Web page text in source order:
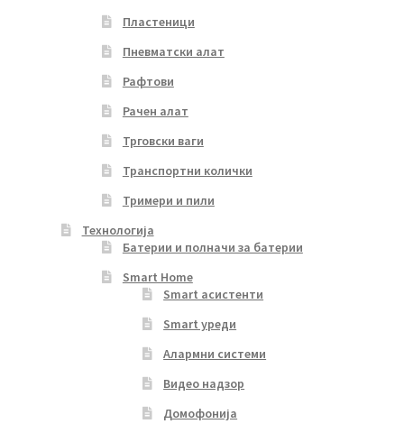
Пластеници
Пневматски алат
Рафтови
Рачен алат
Трговски ваги
Транспортни колички
Тримери и пили
Технологија
Батерии и полначи за батерии
Smart Home
Smart асистенти
Smart уреди
Алармни системи
Видео надзор
Домофонија